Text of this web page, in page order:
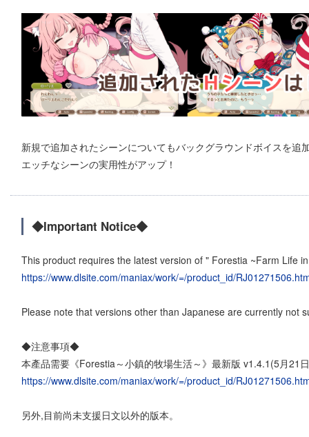
新規で追加されたシーンについてもバックグラウンドボイスを追
エッチなシーンの実用性がアップ！
◆Important Notice◆
This product requires the latest version of " Forestia ~Farm Life
https://www.dlsite.com/maniax/work/=/product_id/
Please note that versions other than Japanese are currently not
◆注意事項◆
本產品需要《Forestia～小鎮的牧場生活～》最新版 v1.4.1(5月21
https://www.dlsite.com/maniax/work/=/product_id/
另外,目前尚未支援日文以外的版本。